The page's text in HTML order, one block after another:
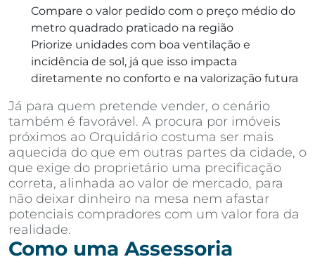
Compare o valor pedido com o preço médio do
metro quadrado praticado na região
Priorize unidades com boa ventilação e
incidência de sol, já que isso impacta
diretamente no conforto e na valorização futura
Já para quem pretende vender, o cenário
também é favorável. A procura por imóveis
próximos ao Orquidário costuma ser mais
aquecida do que em outras partes da cidade, o
que exige do proprietário uma precificação
correta, alinhada ao valor de mercado, para
não deixar dinheiro na mesa nem afastar
potenciais compradores com um valor fora da
realidade.
Como uma Assessoria